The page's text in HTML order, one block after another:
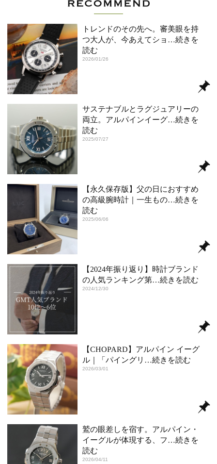
トレンドのその先へ。審美眼を持
つ大人が、今あえてショ …続きを
読む
2026/01/26
サステナブルとラグジュアリーの
両立。アルパインイーグ…続きを
読む
2025/07/27
【永久保存版】父の日におすすめ
の高級腕時計｜一生もの…続きを
読む
2025/06/06
【2024年振り返り】時計ブランド
の人気ランキング第…続きを読む
2024/12/30
【CHOPARD】アルパイン イーグ
ル｜「パイングリ …続きを読む
2026/03/01
鷲の眼差しを宿す。アルパイン・
イーグルが体現する、フ …続きを
読む
2026/04/11